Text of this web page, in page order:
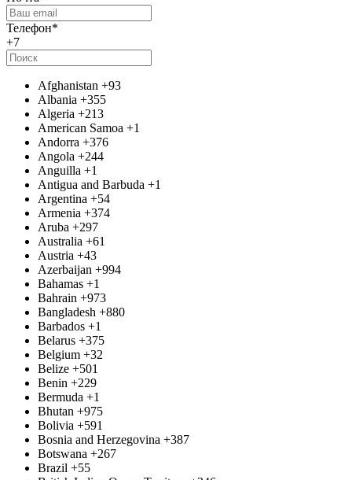
Телефон*
+7
Afghanistan +93
Albania +355
Algeria +213
American Samoa +1
Andorra +376
Angola +244
Anguilla +1
Antigua and Barbuda +1
Argentina +54
Armenia +374
Aruba +297
Australia +61
Austria +43
Azerbaijan +994
Bahamas +1
Bahrain +973
Bangladesh +880
Barbados +1
Belarus +375
Belgium +32
Belize +501
Benin +229
Bermuda +1
Bhutan +975
Bolivia +591
Bosnia and Herzegovina +387
Botswana +267
Brazil +55